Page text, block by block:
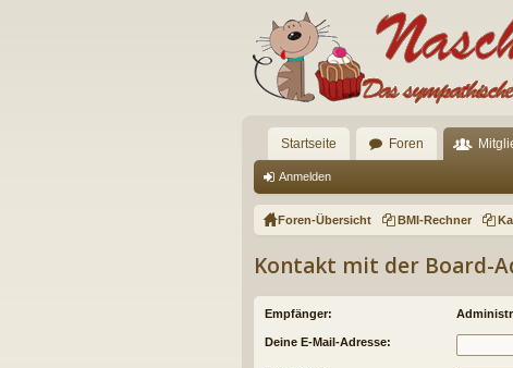
Startseite Foren
Anmelden
Foren-Übersicht BMI-Rechner
Kontakt mit der Board-
Empfänger:
Deine E-Mail-Adresse: